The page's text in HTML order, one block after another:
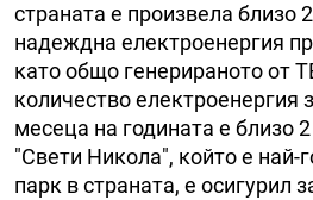
страната е произвела близо
надеждна електроенергия
като общо генерираното от
количество електроенергия
месеца на годината е близо
"Свети Никола", който е най-
парк в страната, е осигурил